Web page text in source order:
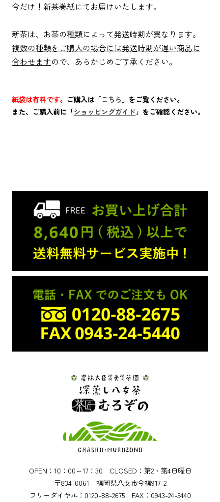
今だけ！新茶巻紙にてお届けいたします。
新茶は、お茶の種類によって発送時期が異なります。
複数の種類をご購入の場合には発送時期が遅い商品に
合わせますので、あらかじめご了承ください。
紙袋は有料です。 ご購入は「こちら 」をご覧ください。
また、ご購入前に「ショッピングガイド 」をご確認ください。
OPEN：10：00～17：30 CLOSED：第2・第4日曜日
〒834-0061 福岡県八女市今福917-2
フリーダイヤル：0120-88-2675 FAX：0943-24-5440